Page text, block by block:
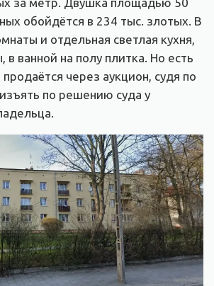
обойдётся в 234 тыс. злотых. В
и отдельная светлая кухня,
ванной на полу плитка. Но есть
через аукцион, судя по
по решению суда у